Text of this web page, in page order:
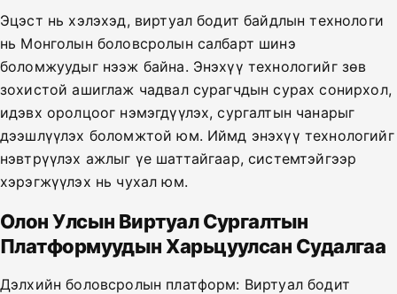
Эцэст нь хэлэхэд, виртуал бодит байдлын технологи
нь Монголын боловсролын салбарт шинэ
боломжуудыг нээж байна. Энэхүү технологийг зөв
зохистой ашиглаж чадвал сурагчдын сурах сонирхол,
идэвх оролцоог нэмэгдүүлэх, сургалтын чанарыг
дээшлүүлэх боломжтой юм. Иймд энэхүү технологийг
нэвтрүүлэх ажлыг үе шаттайгаар, системтэйгээр
хэрэгжүүлэх нь чухал юм.
Олон Улсын Виртуал Сургалтын
Платформуудын Харьцуулсан Судалгаа
Дэлхийн боловсролын платформ: Виртуал бодит